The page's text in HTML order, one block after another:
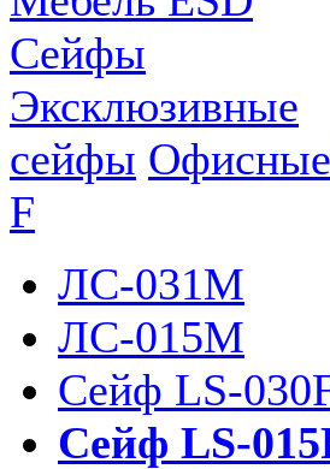
Сейфы
Эксклюзивные
сейфы
F
ЛС-031М
ЛС-015М
Сейф LS-
Сейф LS-